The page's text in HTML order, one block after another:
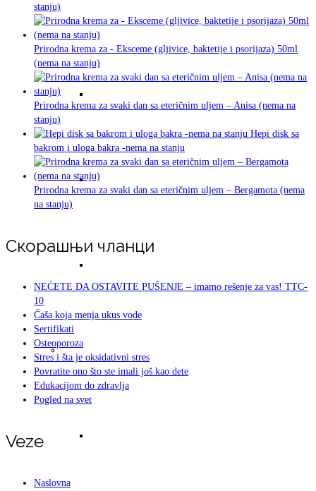
Stres i šta je oksidativni stres
Organska ishrana i organska ili prirodna nega
stanju)
Prirodna krema za - Eksceme (gljivice, baktetije i psorijaza) 50ml
(nema na stanju)
Prirodna krema za svaki dan sa eteričnim uljem – Anisa (nema na
stanju)
Hepi disk sa
bakrom i uloga bakra -nema na stanju
Prirodna krema za svaki dan sa eteričnim uljem – Bergamota (nema
na stanju)
Скорашњи чланци
NEĆETE DA OSTAVITE PUŠENJE – imamo rešenje za vas! TTC-
10
Čaša koja menja ukus vode
Sertifikati
Osteoporoza
Stres i šta je oksidativni stres
Povratite ono što ste imali još kao dete
Edukacijom do zdravlja
Pogled na svet
Veze
Naslovna